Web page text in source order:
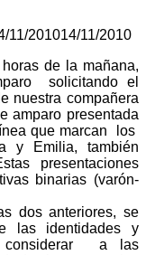
11/201014/11/2010
de la mañana,
solicitando el
nuestra compañera
amparo presentada
que marcan los
y Emilia, también
presentaciones
binarias (varón-
dos anteriores, se
las identidades y
considerar a las